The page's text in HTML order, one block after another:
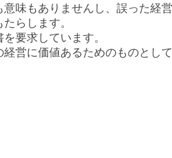
味もありませんし、誤った経
らします。
要求しています。
営に価値あるためのものとし